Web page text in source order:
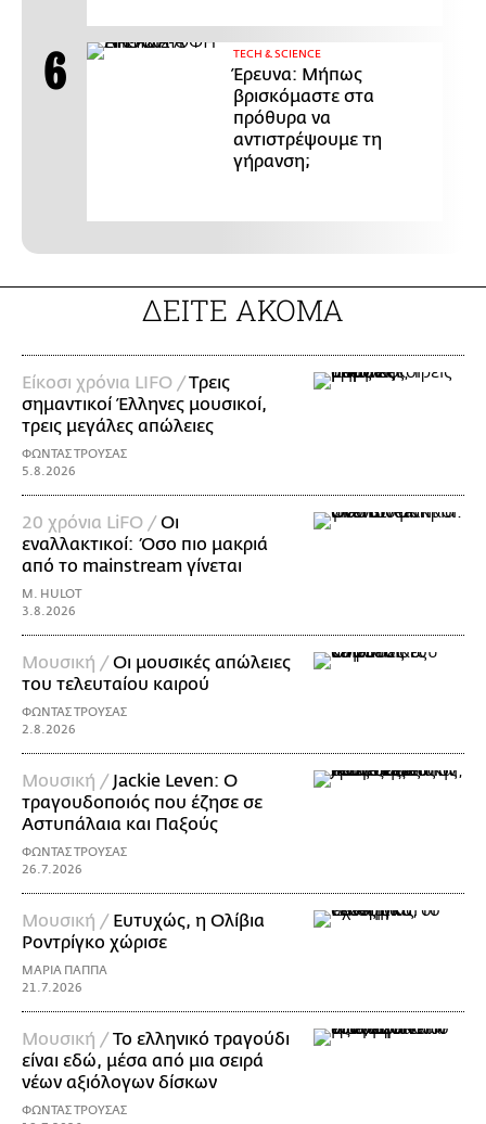
ΤECH & SCIENCE
Έρευνα: Μήπως
βρισκόμαστε στα
πρόθυρα να
αντιστρέψουμε τη
γήρανση;
ΔΕΙΤΕ ΑΚΟΜΑ
Είκοσι χρόνια LIFO /Tρεις
σημαντικοί Έλληνες μουσικοί,
τρεις μεγάλες απώλειες
ΦΩΝΤΑΣ ΤΡΟΥΣΑΣ
5.8.2026
20 χρόνια LiFO /Οι
εναλλακτικοί: Όσο πιο μακριά
από το mainstream γίνεται
M. HULOT
3.8.2026
Μουσική /Οι μουσικές απώλειες
του τελευταίου καιρού
ΦΩΝΤΑΣ ΤΡΟΥΣΑΣ
2.8.2026
Μουσική / Jackie Leven: Ο
τραγουδοποιός που έζησε σε
Αστυπάλαια και Παξούς
ΦΩΝΤΑΣ ΤΡΟΥΣΑΣ
26.7.2026
Μουσική / Ευτυχώς, η Ολίβια
Ροντρίγκο χώρισε
ΜΑΡΙΑ ΠΑΠΠΑ
21.7.2026
Μουσική /Το ελληνικό τραγούδι
είναι εδώ, μέσα από μια σειρά
νέων αξιόλογων δίσκων
ΦΩΝΤΑΣ ΤΡΟΥΣΑΣ